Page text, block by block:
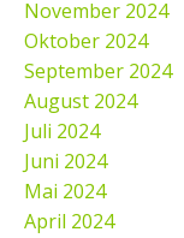
November 2024
Oktober 2024
September 2024
August 2024
Juli 2024
Juni 2024
Mai 2024
April 2024